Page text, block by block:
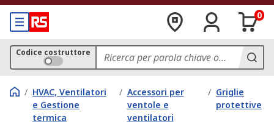
0
Codice costruttore
/ HVAC, Ventilatori
e Gestione
termica
/ Accessori per
ventole e
ventilatori
/ Griglie
protettive